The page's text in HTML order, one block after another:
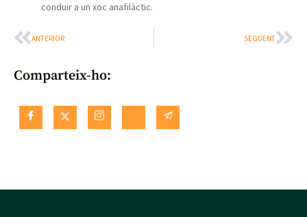
conduir a un xoc anafilàctic.
ANTERIOR SEGÜENT
Comparteix-ho: